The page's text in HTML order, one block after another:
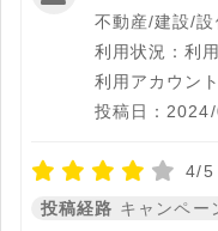
不動産/建設/設
利用状況：利
利用アカウン
投稿日：
4/5
投稿経路 キャンペー